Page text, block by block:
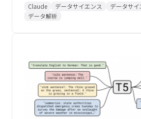
Claude データサイエンス
データサ
データ解析